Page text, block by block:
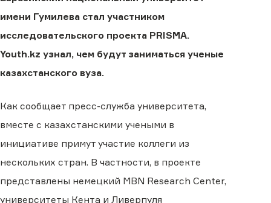
имени Гумилева стал участником
исследовательского проекта PRISMA.
Youth.kz узнал, чем будут заниматься ученые
казахстанского вуза.
Как сообщает пресс-служба университета,
вместе с казахстанскими учеными в
инициативе примут участие коллеги из
нескольких стран. В частности, в проекте
представлены немецкий MBN Research Center,
университеты Кента и Ливерпуля